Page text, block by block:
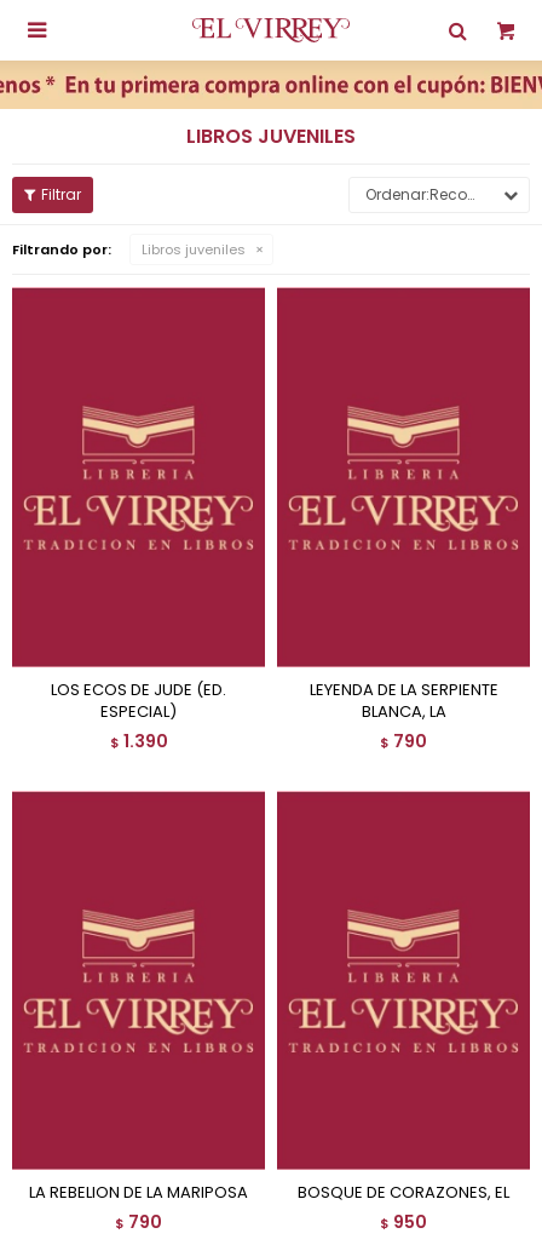

LIBROS JUVENILES
Recomendados
Filtrando por: Libros juveniles
LOS ECOS DE JUDE (ED.
ESPECIAL)
$ 1.390
LEYENDA DE LA SERPIENTE
BLANCA, LA
$ 790
LA REBELION DE LA MARIPOSA
$ 790
BOSQUE DE CORAZONES, EL
$ 950